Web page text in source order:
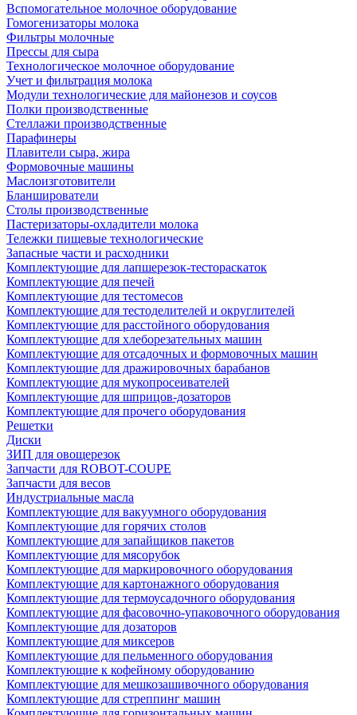
Вспомогательное молочное оборудование
Гомогенизаторы молока
Фильтры молочные
Прессы для сыра
Технологическое молочное оборудование
Учет и фильтрация молока
Модули технологические для майонезов и соусов
Полки производственные
Стеллажи производственные
Парафинеры
Плавители сыра, жира
Формовочные машины
Маслоизготовители
Бланширователи
Столы производственные
Пастеризаторы-охладители молока
Тележки пищевые технологические
Запасные части и расходники
Комплектующие для лапшерезок-тестораскаток
Комплектующие для печей
Комплектующие для тестомесов
Комплектующие для тестоделителей и округлителей
Комплектующие для расстойного оборудования
Комплектующие для хлеборезательных машин
Комплектующие для отсадочных и формовочных машин
Комплектующие для дражировочных барабанов
Комплектующие для мукопросеивателей
Комплектующие для шприцов-дозаторов
Комплектующие для прочего оборудования
Решетки
Диски
ЗИП для овощерезок
Запчасти для ROBOT-COUPE
Запчасти для весов
Индустриальные масла
Комплектующие для вакуумного оборудования
Комплектующие для горячих столов
Комплектующие для запайщиков пакетов
Комплектующие для мясорубок
Комплектующие для маркировочного оборудования
Комплектующие для картонажного оборудования
Комплектующие для термоусадочного оборудования
Комплектующие для фасовочно-упаковочного оборудования
Комплектующие для дозаторов
Комплектующие для миксеров
Комплектующие для пельменного оборудования
Комплектующие к кофейному оборудованию
Комплектующие для мешкозашивочного оборудования
Комплектующие для стреппинг машин